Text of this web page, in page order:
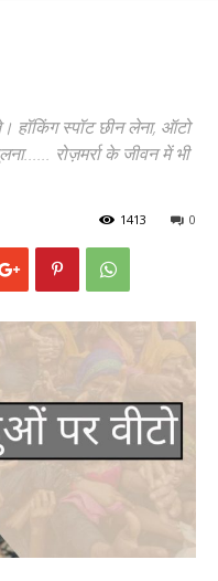
हॉकिंग स्पॉट छीन लेना, ऑटो
रोज़मर्रा के जीवन में भी
0
1413